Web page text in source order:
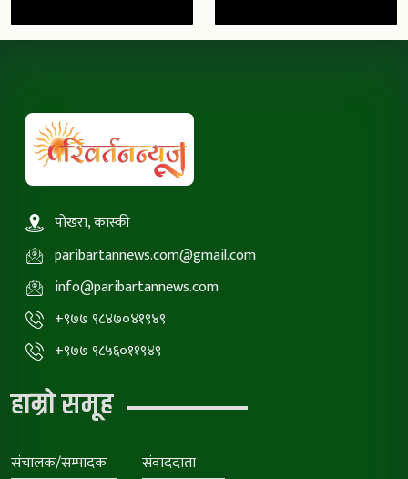
पोखरा, कास्की
paribartannews.com@gmail.com
info@paribartannews.com
+९७७ ९८४७०४१९४९
+९७७ ९८५६०११९४९
हाम्रो समूह
संचालक/सम्पादक संवाददाता